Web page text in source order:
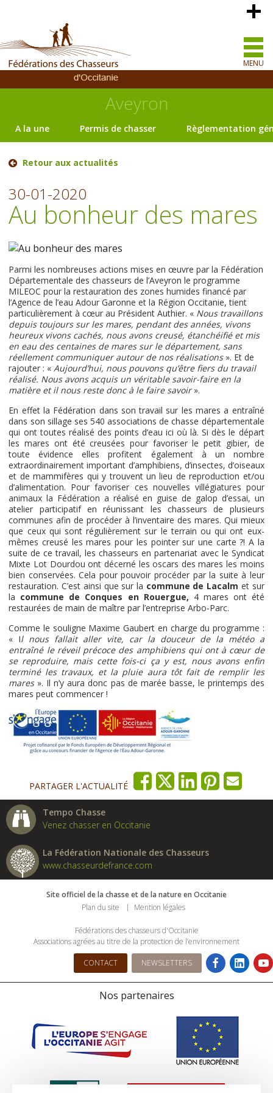
MENU
Aveyron
A la une Permis de chasser Règlementation
Retour aux actualités
30-01-2020
Au bonheur des mares
Parmi les nombreuses actions mises en œuvre par la Fédération
Départementale des chasseurs de l’Aveyron le programme
MILEOC pour la restauration des zones humides financé par
l’Agence de l’eau Adour Garonne et la Région Occitanie, tient
particulièrement à cœur au Président Authier. « Nous travaillons
depuis toujours sur les mares, pendant des années, vivons
heureux vivons cachés, nous avons creusé, étanchéifié et mis
en eau des centaines de mares sur le département, sans
réellement communiquer autour de nos réalisations». Et de
rajouter : « Aujourd’hui, nous pouvons qu’être fiers du travail
réalisé. Nous avons acquis un véritable savoir-faire en la
matière et il nous reste donc à le faire savoir».
En effet la Fédération dans son travail sur les mares a entraîné
dans son sillage ses 540 associations de chasse départementale
qui ont toutes réalisé des points d’eau ici où là. Si dès le départ
les mares ont été creusées pour favoriser le petit gibier, de
toute évidence elles profitent également à un nombre
extraordinairement important d’amphibiens, d’insectes, d’oiseaux
et de mammifères qui y trouvent un lieu de reproduction et/ou
d’alimentation. Pour favoriser ces nouvelles villégiatures pour
animaux la Fédération a réalisé en guise de galop d’essai, un
atelier participatif en réunissant les chasseurs de plusieurs
communes afin de procéder à l’inventaire des mares. Qui mieux
que ceux qui sont régulièrement sur le terrain ou qui ont eux-
mêmes creusé les mares pour les pointer sur une carte ?! A la
suite de ce travail, les chasseurs en partenariat avec le Syndicat
Mixte Lot Dourdou ont décerné les oscars des mares les moins
bien conservées. Cela pour pouvoir procéder par la suite à leur
restauration. C’est ainsi que sur la commune de Lacalm et sur
la commune de Conques en Rouergue, 4 mares ont été
restaurées de main de maître par l’entreprise Arbo-Parc.
Comme le souligne Maxime Gaubert en charge du programme :
« Il nous fallait aller vite, car la douceur de la météo a
entraîné le réveil précoce des amphibiens qui ont à cœur de
se reproduire, mais cette fois-ci ça y est, nous avons enfin
terminé les travaux, et la pluie aura tôt fait de remplir les
mares». Il n’y aura donc pas de marée basse, le printemps des
mares peut commencer !
PARTAGER L'ACTUALITÉ
Tempo Chasse
Venez chasser en Occitanie
La Fédération Nationale des Chasseurs
www.chasseurdefrance.com
Site officiel de la chasse et de la nature en Occitanie
Plan du site
Mention légales
Fédérations des chasseurs d'Occitanie
Associations agrées au titre de la protection de l’environnement
CONTACT NEWSLETTERS
Nos partenaires